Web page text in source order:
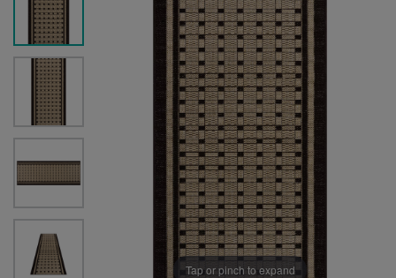
Tap or pinch to expand